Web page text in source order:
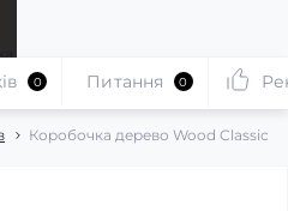
Коробочка дерево Wood Classic
0 Питання 0